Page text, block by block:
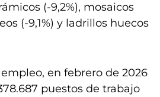
(-9,2%), mosaicos
(-9,1%) y ladrillos huecos
en febrero de 2026
puestos de trabajo